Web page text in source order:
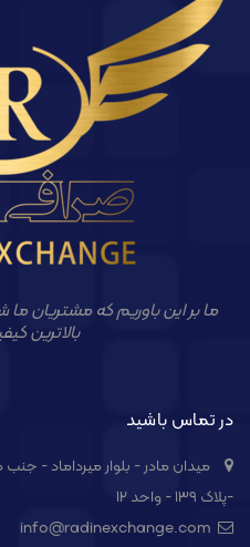
ما بر این باوریم که مشتریان
بالاترین
در تماس باشید
میدان مادر - بلوار میرداماد -
-پلاک ۱۳۹ - واحد ۱۲